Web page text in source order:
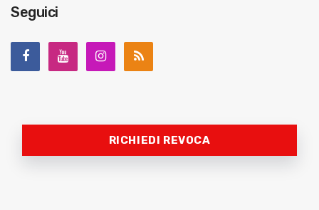
Seguici
RICHIEDI REVOCA